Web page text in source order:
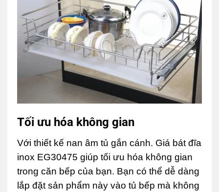
Tối ưu hóa không gian
Với thiết kế nan âm tủ gắn cánh. Giá bát đĩa
inox EG30475 giúp tối ưu hóa không gian
trong căn bếp của bạn. Bạn có thể dễ dàng
lắp đặt sản phẩm này vào tủ bếp mà không